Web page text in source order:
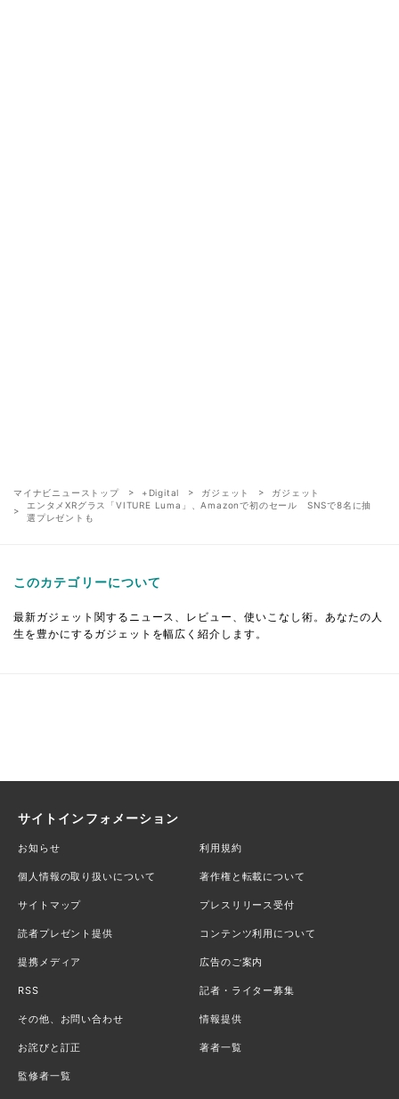
マイナビニューストップ +Digital ガジェット
ガジェット
エンタメXRグラス「VITURE Luma」、Amazonで初のセール SNSで8名に抽
選プレゼントも
このカテゴリーについて
最新ガジェット関するニュース、レビュー、使いこなし術。あなたの人
生を豊かにするガジェットを幅広く紹介します。
サイトインフォメーション
お知らせ 利用規約
個人情報の取り扱いについて 著作権と転載について
サイトマップ プレスリリース受付
読者プレゼント提供 コンテンツ利用について
提携メディア 広告のご案内
RSS 記者・ライター募集
その他、お問い合わせ 情報提供
お詫びと訂正 著者一覧
監修者一覧